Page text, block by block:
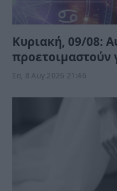
Κυριακή, 09/08:
προετοιμαστούν
– Ποιοι κερδίζουν;
Σα, 8 Αυγ 2026 21:46